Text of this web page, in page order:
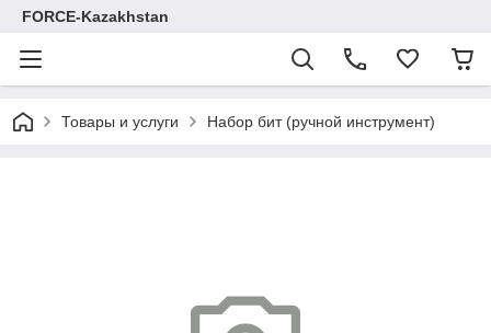
FORCE-Kazakhstan
Товары и услуги Набор бит (ручной инструмент)